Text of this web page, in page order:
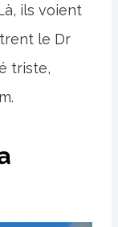
ils voient
le Dr
triste,